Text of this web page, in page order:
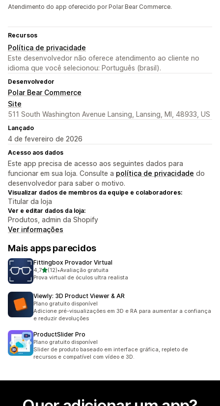
Atendimento do app oferecido por Polar Bear Commerce.
Recursos
Política de privacidade
Este desenvolvedor não oferece atendimento ao cliente no
idioma que você selecionou: Português (brasil).
Desenvolvedor
Polar Bear Commerce
Site
511 South Washington Avenue Lansing, Lansing, MI, 48933, US
Lançado
4 de fevereiro de 2026
Acesso aos dados
Este app precisa de acesso aos seguintes dados para
funcionar em sua loja. Consulte a política de privacidade do
desenvolvedor para saber o motivo.
Visualizar dados de membros da equipe e colaboradores:
Titular da loja
Ver e editar dados da loja:
Produtos, admin da Shopify
Ver informações
Mais apps parecidos
Fittingbox Provador Virtual
4,7de 5 estrelas
(12)
12 avaliações ao todo
•Avaliação gratuita
Prova virtual de óculos ultra realista
Viewly: 3D Product Viewer & AR
Plano gratuito disponível
Adicione pré-visualizações em 3D e RA para aumentar a confiança
e reduzir devoluções
ProductSlider Pro
Plano gratuito disponível
Slider de produto baseado em interface gráfica, repleto de
recursos e compatível com vídeo e 3D.